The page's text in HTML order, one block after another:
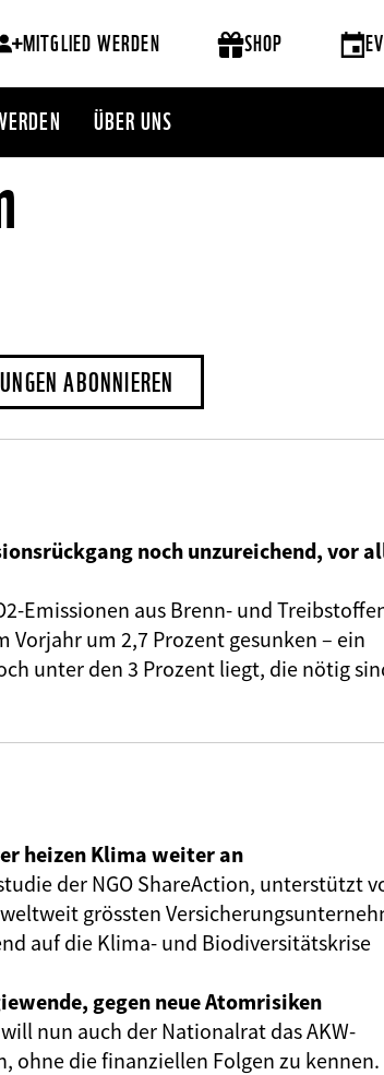
MITGLIED WERDEN SHOP
ÜBER UNS
ABONNIEREN
noch unzureichend, vor
Emissionen aus Brenn- und
Vorjahr um 2,7 Prozent gesunken – ein
unter den 3 Prozent liegt, die nötig
heizen Klima weiter an
der NGO ShareAction, unterstützt
grössten
auf die Klima- und Biodiversitätskrise
gegen neue Atomrisiken
nun auch der Nationalrat das AKW-
ohne die finanziellen Folgen zu kennen.